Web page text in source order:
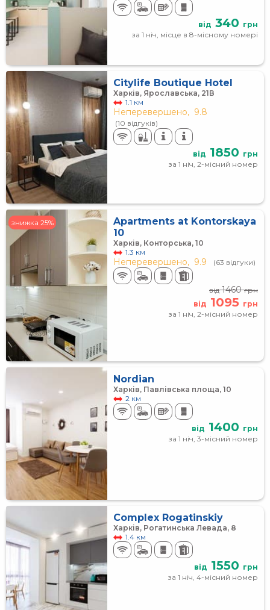
від 340 грн
за 1 ніч, місце в 8-місному номері
Citylife Boutique Hotel
Харків, Ярославська, 21В
1.1 км
Неперевершено, 9.8
(10 відгуків)
від 1850 грн
за 1 ніч, 2-місний номер
знижка 25%
Apartments at Kontorskaya
10
Харків, Конторська, 10
1.3 км
Неперевершено, 9.9 (63 відгуки)
від1460грн
від 1095 грн
за 1 ніч, 2-місний номер
Nordian
Харків, Павлівська площа, 10
2 км
від 1400 грн
за 1 ніч, 3-місний номер
Complex Rogatinskiy
Харків, Рогатинська Левада, 8
1.4 км
від 1550 грн
за 1 ніч, 4-місний номер